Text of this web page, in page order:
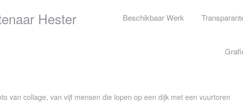
Hester
Beschikbaar Werk